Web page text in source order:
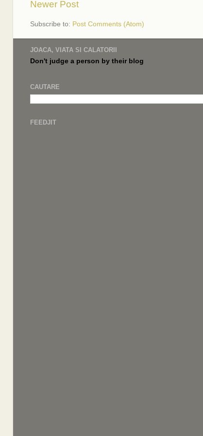
Newer Post
Subscribe to: Post Comments (Atom)
JOACA, VIATA SI CALATORII
Don't judge a person by their blog
CAUTARE
FEEDJIT